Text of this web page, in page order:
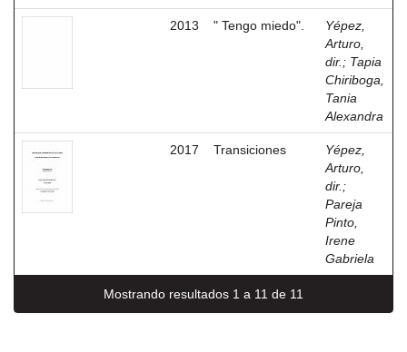
2013 " Tengo miedo".
Yépez,
Arturo,
dir. ; Tapia
Chiriboga,
Tania
Alexandra
2017 Transiciones
Yépez,
Arturo,
dir. ;
Pareja
Pinto,
Irene
Gabriela
Mostrando resultados 1 a 11 de 11